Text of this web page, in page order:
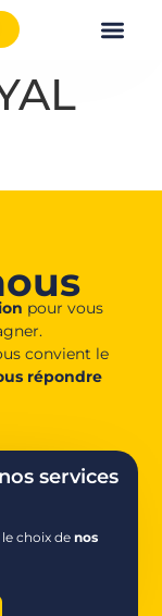
pour vous
convient le
répondre
services
choix de nos